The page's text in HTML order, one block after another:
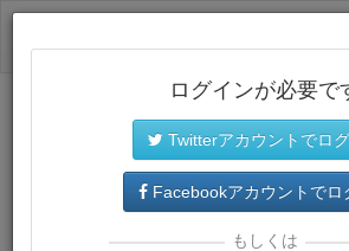
ログインが必要で
Twitterアカウントでロ
Facebookアカウントでロ
もしくは